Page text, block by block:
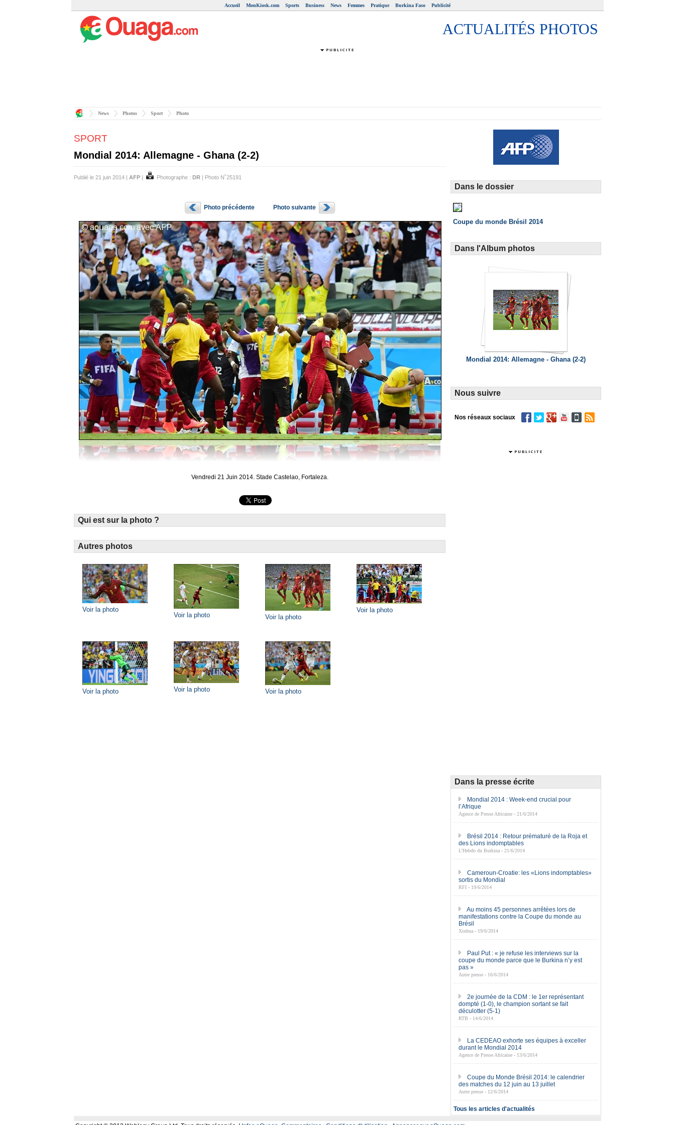
Accueil MonKiosk.com Sports Business News Femmes Pratique Burkina Faso Publicité
ACTUALITÉS PHOTOS
News Photos Sport Photo
Dans le dossier
Coupe du monde Brésil 2014
Dans l'Album photos
Mondial 2014: Allemagne - Ghana (2-2)
Nous suivre
Nos réseaux sociaux
Dans la presse écrite
Mondial 2014 : Week-end crucial pour
l’Afrique
Agence de Presse Africaine - 21/6/2014
Brésil 2014 : Retour prématuré de la Roja et
des Lions indomptables
L’Hebdo du Burkina - 21/6/2014
Cameroun-Croatie: les «Lions indomptables»
sortis du Mondial
RFI - 19/6/2014
Au moins 45 personnes arrêtées lors de
manifestations contre la Coupe du monde au
Brésil
Xinhua - 19/6/2014
Paul Put : « je refuse les interviews sur la
coupe du monde parce que le Burkina n’y est
pas »
Autre presse - 16/6/2014
2e journée de la CDM : le 1er représentant
dompté (1-0), le champion sortant se fait
déculotter (5-1)
RTB - 14/6/2014
La CEDEAO exhorte ses équipes à exceller
durant le Mondial 2014
Agence de Presse Africaine - 13/6/2014
Coupe du Monde Brésil 2014: le calendrier
des matches du 12 juin au 13 juillet
Autre presse - 12/6/2014
Tous les articles d'actualités
SPORT
Mondial 2014: Allemagne - Ghana (2-2)
Publié le 21 juin 2014 | AFP | Photographe : DR | Photo N˚25191
Photo précédente Photo suivante
Vendredi 21 Juin 2014. Stade Castelao, Fortaleza.
Qui est sur la photo ?
Autres photos
Voir la photo
Voir la photo Voir la photo
Voir la photo
Voir la photo Voir la photo Voir la photo